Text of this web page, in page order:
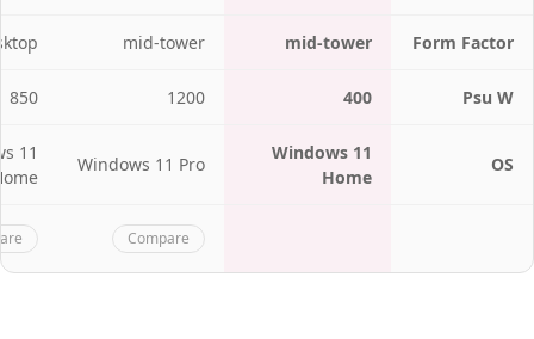
Form Factor
mid-tower
mid-tower
Psu W
400
1200
850
OS
Windows 11
Home
Windows 11 Pro
11
Compare